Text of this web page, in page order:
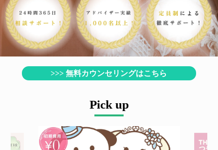
>>> 無料カウンセリングはこちら
Pick up